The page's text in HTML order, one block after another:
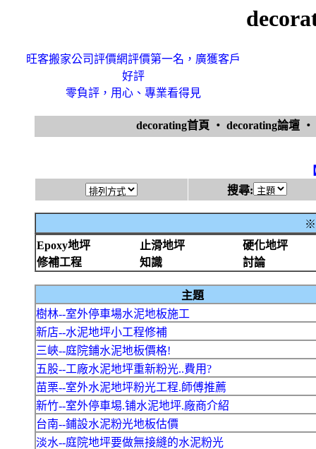
旺客搬家公司評價網評價第一名，廣獲客戶
好評
零負評，用心、專業看得見
decorating首頁 ‧ decorating論壇 ‧
搜尋:
※
Epoxy地坪
止滑地坪
硬化地坪
修補工程
知識 討論
主題
樹林--室外停車場水泥地板施工
新店--水泥地坪小工程修補
三峽--庭院鋪水泥地板價格!
五股--工廠水泥地坪重新粉光..費用?
苗栗--室外水泥地坪粉光工程.師傅推薦
新竹--室外停車埸.铺水泥地坪.廠商介紹
台南--鋪設水泥粉光地板估價
淡水--庭院地坪要做無接縫的水泥粉光